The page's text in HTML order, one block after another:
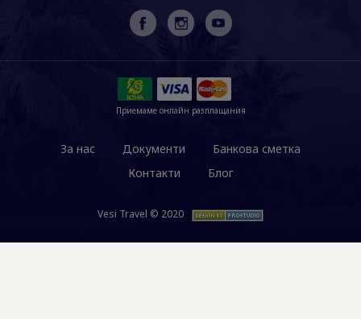
Приемаме онлайн разплащания
За нас Документи
Банкова сметка
Контакти
Блог
Vesi Travel © 2020